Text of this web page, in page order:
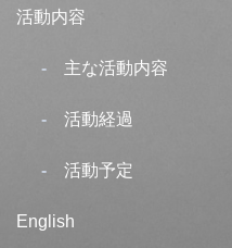
活動内容
主な活動内容
活動経過
活動予定
English